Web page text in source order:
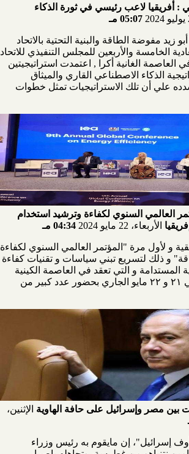
: أفريقيا لاعب رئيسي في ثورة الذكاء
05:07 مـ
زيد مفوضة الطاقة والبنية التحتية بالاتحاد
الخامسة والأربعين للمجلس التنفيذي للاتحاد
العاصمة الغانية أكرا , اعتمدت استراتيجيتين
الذكاء الاصطناعي القاري والميثاق
علي أن تلك الاستراتيجيات تمثل خطوات
العالمي السنوي لكفاءة وترشيد استخدام
الأربعاء، 22 مايو 2024 04:34 مـ
و لأول مرة "المؤتمر العالمي السنوي لكفاءة
و ذلك لتسريع تبني سياسات و تقنيات كفاءة
المستدامة و التي تعقد في العاصمة الكينية
نيروبي علي مدي يومي ٢١ و ٢٢ مايو الجاري بحضور عدد كبير من
بين مصر وإسرائيل على حافة الهاوية الإثنين،
إسرائيل"، إن مايقوم به رئيس وزراء